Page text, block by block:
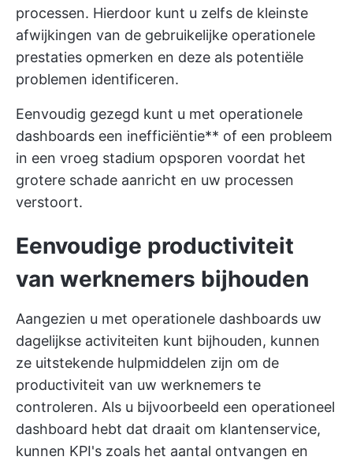
processen. Hierdoor kunt u zelfs de kleinste
afwijkingen van de gebruikelijke operationele
prestaties opmerken en deze als potentiële
problemen identificeren.
Eenvoudig gezegd kunt u met operationele
dashboards een inefficiëntie** of een probleem
in een vroeg stadium opsporen voordat het
grotere schade aanricht en uw processen
verstoort.
Eenvoudige productiviteit
van werknemers bijhouden
Aangezien u met operationele dashboards uw
dagelijkse activiteiten kunt bijhouden, kunnen
ze uitstekende hulpmiddelen zijn om de
productiviteit van uw werknemers te
controleren. Als u bijvoorbeeld een operationeel
dashboard hebt dat draait om klantenservice,
kunnen KPI's zoals het aantal ontvangen en